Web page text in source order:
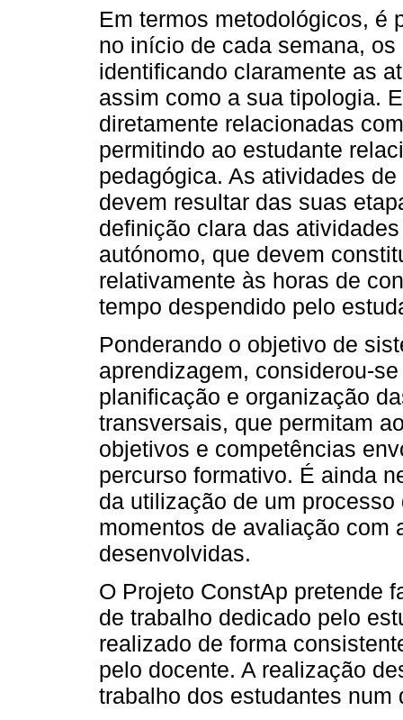
Em termos metodológicos, é
no início de cada semana,
identificando claramente as
assim como a sua tipologia.
diretamente relacionadas
permitindo ao estudante
pedagógica. As atividades
devem resultar das suas
definição clara das
autónomo, que devem
relativamente às horas de
tempo despendido pelo
Ponderando o objetivo de
aprendizagem, considerou-
planificação e organização
transversais, que permitam
objetivos e competências
percurso formativo. É ainda
da utilização de um
momentos de avaliação com
desenvolvidas.
O Projeto ConstAp pretende
de trabalho dedicado pelo
realizado de forma
pelo docente. A realização
trabalho dos estudantes num